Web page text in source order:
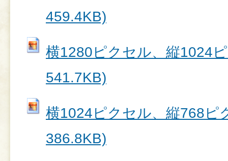
459.4KB)
横1280ピクセル、縦1024
541.7KB)
横1024ピクセル、縦768ピ
386.8KB)